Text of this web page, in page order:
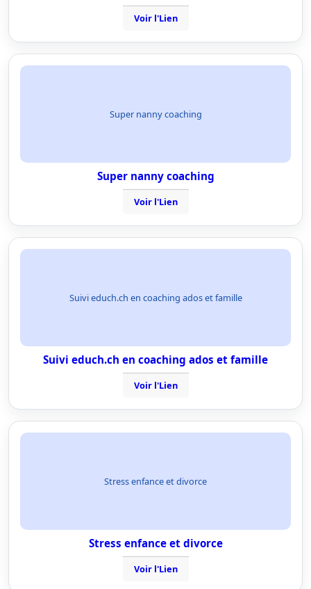
Voir l'Lien
Super nanny coaching
Super nanny coaching
Voir l'Lien
Suivi educh.ch en coaching ados et famille
Suivi educh.ch en coaching ados et famille
Voir l'Lien
Stress enfance et divorce
Stress enfance et divorce
Voir l'Lien